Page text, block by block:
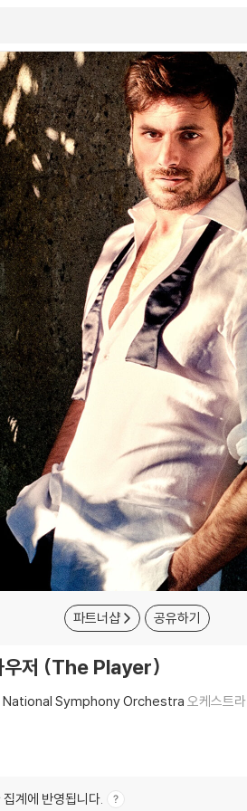
파트너샵 공유하기
우저 (The Player)
Symphony Orchestra 오케스트라
집계에 반영됩니다.